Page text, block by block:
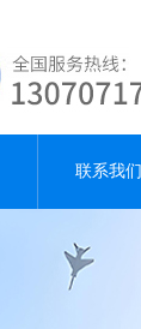
联系我们